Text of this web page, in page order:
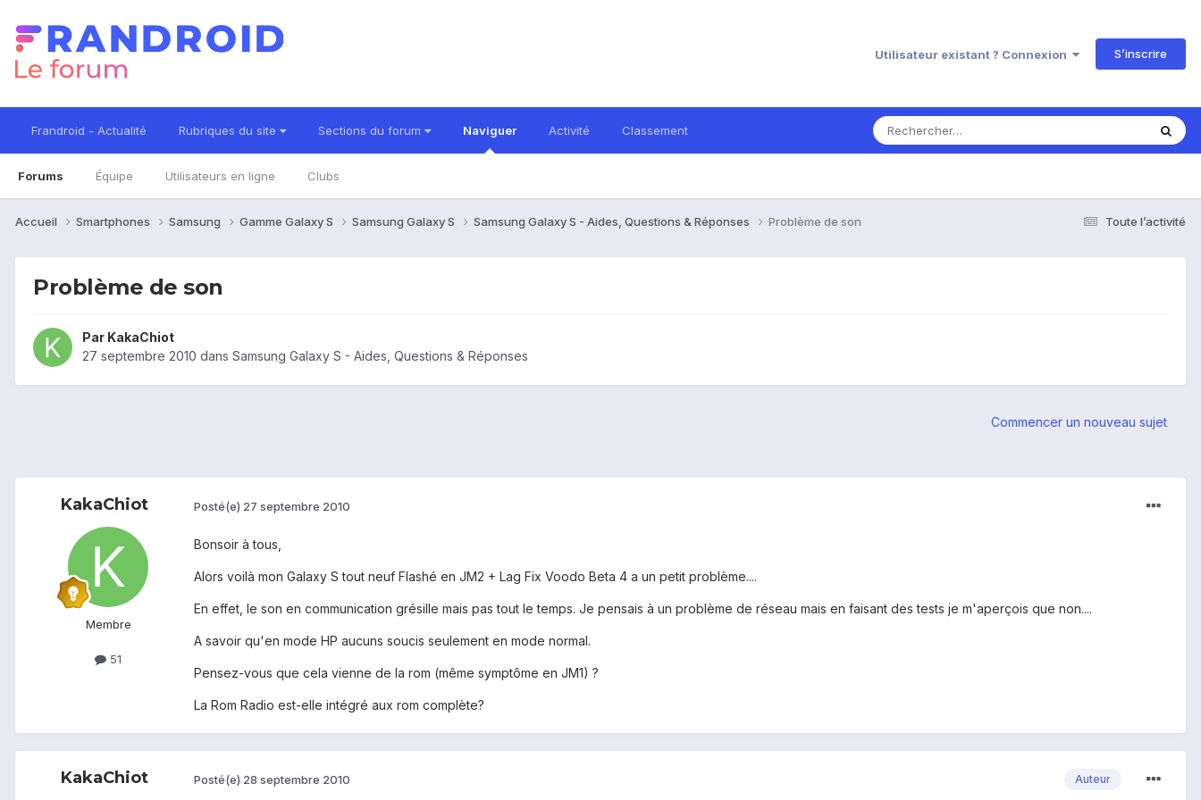
Utilisateur existant ? Connexion S’inscrire
Frandroid - Actualité Rubriques du site Sections du forum Naviguer
Forums Équipe Utilisateurs en ligne Clubs
Activité Classement
Toute l’activité
Accueil Smartphones Samsung Gamme Galaxy S Samsung Galaxy S Samsung Galaxy S - Aides, Questions & Réponses Problème de son
Problème de son
Par KakaChiot
27 septembre 2010 dans Samsung Galaxy S - Aides, Questions & Réponses
Commencer un nouveau sujet
KakaChiot
Membre
51
Posté(e) 27 septembre 2010
Bonsoir à tous,
Alors voilà mon Galaxy S tout neuf Flashé en JM2 + Lag Fix Voodo Beta 4 a un petit problème....
En effet, le son en communication grésille mais pas tout le temps. Je pensais à un problème de réseau mais en faisant des tests je m'aperçois que non....
A savoir qu'en mode HP aucuns soucis seulement en mode normal.
Pensez-vous que cela vienne de la rom (même symptôme en JM1) ?
La Rom Radio est-elle intégré aux rom complète?
KakaChiot Auteur
Posté(e) 28 septembre 2010